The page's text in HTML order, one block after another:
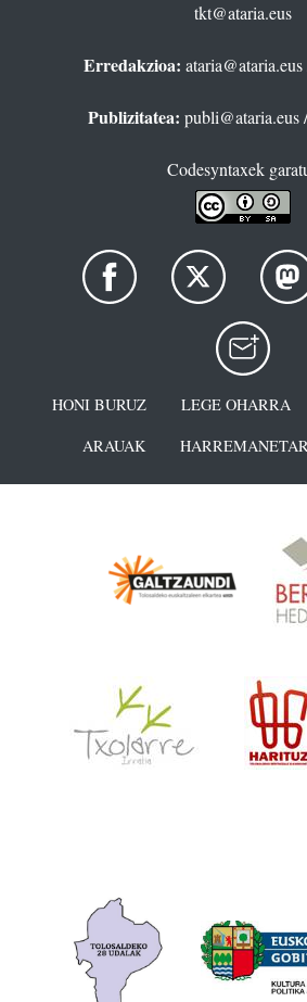
tkt@ataria.eus
Erredakzioa: ataria@ataria.eus
Publizitatea: publi@ataria.eus/
Codesyntaxek
HONI BURUZ LEGE OHARRA
ARAUAK